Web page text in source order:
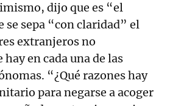
dijo que es “el
se sepa “con claridad” el
extranjeros no
en cada una de las
“¿Qué razones hay
para negarse a acoger